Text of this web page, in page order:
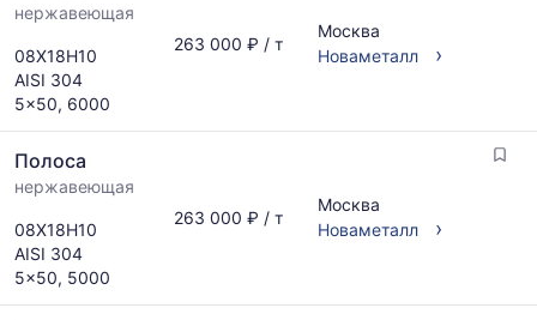
нержавеющая
08Х18Н10
AISI 304
5x50, 6000
263 000 ₽ / т
Москва
Новаметалл
›
Полоса
нержавеющая
08Х18Н10
AISI 304
5x50, 5000
263 000 ₽ / т
Москва
Новаметалл
›